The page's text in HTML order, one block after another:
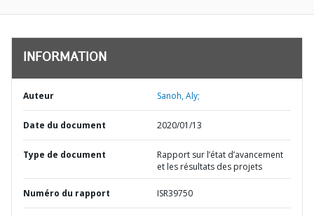
INFORMATION
Auteur Sanoh, Aly;
Date du document 2020/01/13
Type de document
Rapport sur l’état d’avancement
et les résultats des projets
Numéro du rapport ISR39750